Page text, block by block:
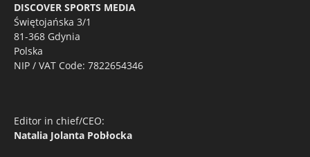
DISCOVER SPORTS MEDIA
Świętojańska 3/1
81-368 Gdynia
Polska
NIP / VAT Code: 7822654346
Editor in chief/CEO:
Natalia Jolanta Pobłocka